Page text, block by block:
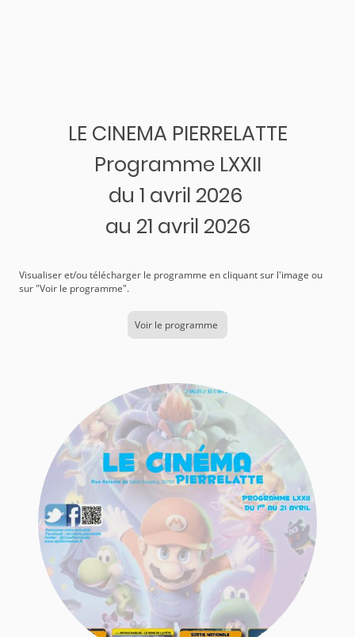
LE CINEMA PIERRELATTE
Programme LXXII
du 1 avril 2026
au 21 avril 2026
Visualiser et/ou télécharger le programme en cliquant sur l'image ou
sur "Voir le programme".
Voir le programme